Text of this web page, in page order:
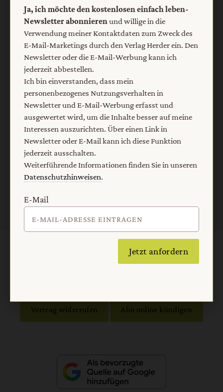
Mail-Werbung kann ich jederzeit abbestellen.
Ich bin einverstanden, dass mein personenbezogenes
Nutzungsverhalten in Newsletter und E-Mail-Werbung
erfasst und ausgewertet wird, um die Inhalte besser auf
meine Interessen auszurichten. Über einen Link in
Newsletter oder E-Mail kann ich diese Funktion jederzeit
ausschalten.
Weiterführende Informationen finden Sie in unseren
Datenschutzhinweisen.
E-Mail
Jetzt anmelden
AGB und Widerrufsbelehrung Datenschutz
Vertrag widerrufen Abo online kündigen
Ja, ich möchte den kostenlosen einfach leben-
Newsletter abonnierenund willige in die
Verwendung meiner Kontaktdaten zum Zweck des
E-Mail-Marketings durch den Verlag Herder ein. Den
Newsletter oder die E-Mail-Werbung kann ich
jederzeit abbestellen.
Ich bin einverstanden, dass mein
personenbezogenes Nutzungsverhalten in
Newsletter und E-Mail-Werbung erfasst und
ausgewertet wird, um die Inhalte besser auf meine
Interessen auszurichten. Über einen Link in
Newsletter oder E-Mail kann ich diese Funktion
jederzeit ausschalten.
Weiterführende Informationen finden Sie in unseren
Datenschutzhinweisen.
E-Mail
Jetzt anfordern